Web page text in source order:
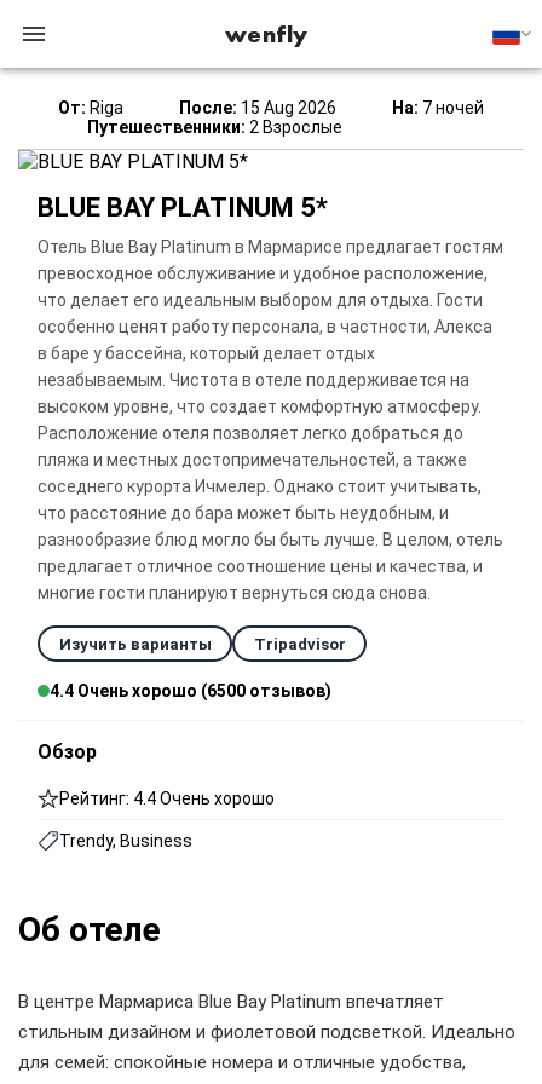
wenfly
От: Riga После: 15 Aug 2026 На: 7 ночей
Путешественники: 2 Взрослые
BLUE BAY PLATINUM 5*
Отель Blue Bay Platinum в Мармарисе предлагает гостям
превосходное обслуживание и удобное расположение,
что делает его идеальным выбором для отдыха. Гости
особенно ценят работу персонала, в частности, Алекса
в баре у бассейна, который делает отдых
незабываемым. Чистота в отеле поддерживается на
высоком уровне, что создает комфортную атмосферу.
Расположение отеля позволяет легко добраться до
пляжа и местных достопримечательностей, а также
соседнего курорта Ичмелер. Однако стоит учитывать,
что расстояние до бара может быть неудобным, и
разнообразие блюд могло бы быть лучше. В целом, отель
предлагает отличное соотношение цены и качества, и
многие гости планируют вернуться сюда снова.
Изучить варианты Tripadvisor
4.4 Очень хорошо (6500 отзывов)
Обзор
Рейтинг: 4.4 Очень хорошо
Trendy, Business
Об отеле
В центре Мармариса Blue Bay Platinum впечатляет
стильным дизайном и фиолетовой подсветкой. Идеально
для семей: спокойные номера и отличные удобства,